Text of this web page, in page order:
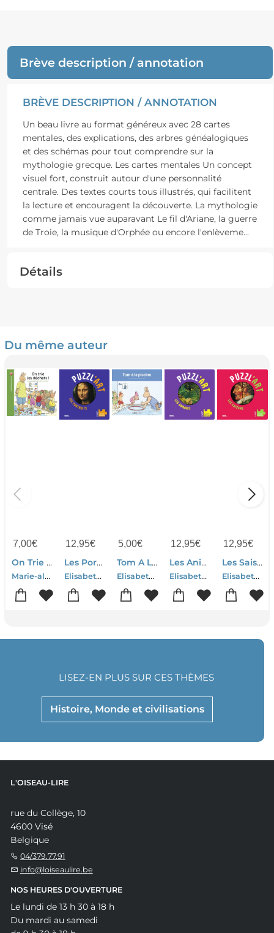
Brève description / annotation
BRÈVE DESCRIPTION / ANNOTATION
Un beau livre au format généreux avec 28 cartes
mentales, des explications, des arbres généalogiques
et des schémas pour tout comprendre sur la
mythologie grecque. Les cartes mentales Un concept
visuel fort, construit autour d'une personnalité
centrale. Des textes courts tous illustrés, qui facilitent
la lecture et encouragent la découverte. La mythologie
comme jamais vue auparavant Le fil d'Ariane, la guerre
de Troie, la musique d'Orphée ou encore l'enlèveme...
Détails
Du même auteur
7,00€
On Trie Les Dechets
Marie-aline Bawin-Elisabeth De Lambilly
12,95€
Les Portraits : Avec 7 Puzzles A Reconstituer
Elisabeth De Lambilly
5,00€
Tom A La Piscine
Elisabeth De Lambilly-Marie-aline Bawin
12,95€
Les Animaux : Avec 7 Puzzles A Reconstituer
Elisabeth De Lambilly
12,95€
Les Saisons : Avec 7 Puzzles A Reconstituer
Elisabeth De Lambilly
Histoire, Monde et civilisations
LISEZ-EN PLUS SUR CES THÈMES
L'OISEAU-LIRE
rue du Collège, 10
4600 Visé
Belgique
04/379.77.91
info@loiseaulire.be
NOS HEURES D'OUVERTURE
Le lundi de 13 h 30 à 18 h
Du mardi au samedi